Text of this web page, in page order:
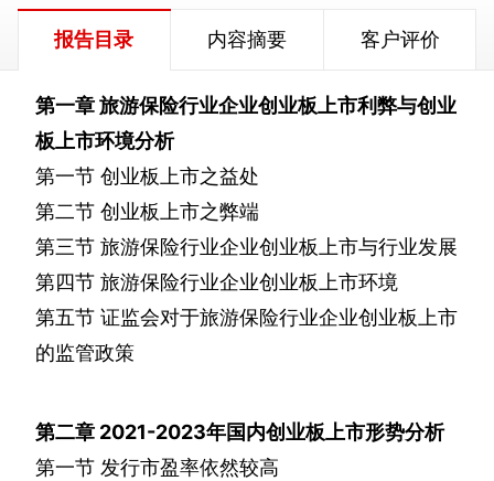
报告目录 内容摘要 客户评价
第一章旅游保险行业企业创业板上市利弊与创业
板上市环境分析
第一节 创业板上市之益处
第二节 创业板上市之弊端
第三节 旅游保险行业企业创业板上市与行业发展
第四节 旅游保险行业企业创业板上市环境
第五节 证监会对于旅游保险行业企业创业板上市
的监管政策
第二章 2021-2023年国内创业板上市形势分析
第一节 发行市盈率依然较高